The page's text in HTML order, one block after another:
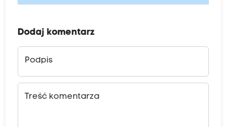
Dodaj komentarz
Podpis
Treść komentarza